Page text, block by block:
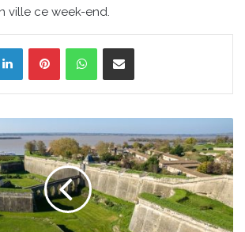
ville ce week-end.
LinkedinPinterestWhatsAppPartager par email